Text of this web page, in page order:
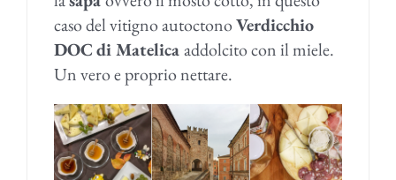
caso del vitigno autoctonoVerdicchio
DOCdi Matelicaaddolcito con il miele.
Un vero e proprio nettare.